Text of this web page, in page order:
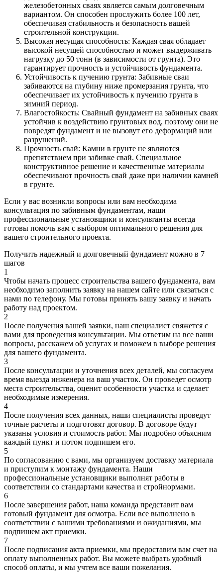
железобетонных сваях является самым долговечным
вариантом. Он способен прослужить более 100 лет,
обеспечивая стабильность и безопасность вашей
строительной конструкции.
Высокая несущая способность: Каждая свая обладает
высокой несущей способностью и может выдерживать
нагрузку до 50 тонн (в зависимости от грунта). Это
гарантирует прочность и устойчивость фундамента.
Устойчивость к пучению грунта: Забивные сваи
забиваются на глубину ниже промерзания грунта, что
обеспечивает их устойчивость к пучению грунта в
зимний период.
Влагостойкость: Свайный фундамент на забивных сваях
устойчив к воздействию грунтовых вод, поэтому они не
повредят фундамент и не вызовут его деформаций или
разрушений.
Прочность свай: Камни в грунте не являются
препятствием при забивке свай. Специальное
конструктивное решение и качественные материалы
обеспечивают прочность свай даже при наличии камней
в грунте.
Если у вас возникли вопросы или вам необходима
консультация по забивным фундаментам, наши
профессиональные установщики и консультанты всегда
готовы помочь вам с выбором оптимального решения для
вашего строительного проекта.
Получить надежный и долговечный фундамент можно в 7
шагов
1
Чтобы начать процесс строительства вашего фундамента, вам
необходимо заполнить заявку на нашем сайте или связаться с
нами по телефону. Мы готовы принять вашу заявку и начать
работу над проектом.
2
После получения вашей заявки, наш специалист свяжется с
вами для проведения консультации. Мы ответим на все ваши
вопросы, расскажем об услугах и поможем в выборе решения
для вашего фундамента.
3
После консультации и уточнения всех деталей, мы согласуем
время выезда инженера на ваш участок. Он проведет осмотр
места строительства, оценит особенности участка и сделает
необходимые измерения.
4
После получения всех данных, наши специалисты проведут
точные расчеты и подготовят договор. В договоре будут
указаны условия и стоимость работ. Мы подробно объясним
каждый пункт и потом подпишем его.
5
По согласованию с вами, мы организуем доставку материала
и приступим к монтажу фундамента. Наши
профессиональные установщики выполнят работы в
соответствии со стандартами качества и стройнормами.
6
После завершения работ, наша команда представит вам
готовый фундамент для осмотра. Если все выполнено в
соответствии с вашими требованиями и ожиданиями, мы
подпишем акт приемки.
7
После подписания акта приемки, мы предоставим вам счет на
оплату выполненных работ. Вы можете выбрать удобный
способ оплаты, и мы учтем все ваши пожелания.